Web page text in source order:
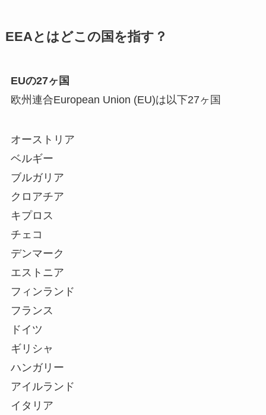
EEAとはどこの国を指す？
EUの27ヶ国
欧州連合European Union (EU)は以下27ヶ国
オーストリア
ベルギー
ブルガリア
クロアチア
キプロス
チェコ
デンマーク
エストニア
フィンランド
フランス
ドイツ
ギリシャ
ハンガリー
アイルランド
イタリア